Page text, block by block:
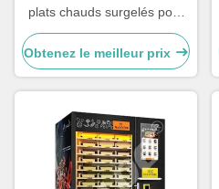
plats chauds surgelés pour
micro-ondes, disponible
24h/24, équipé d'un grand
écran de 49 pouces et de la
fonction SDK
Obtenez le meilleur prix